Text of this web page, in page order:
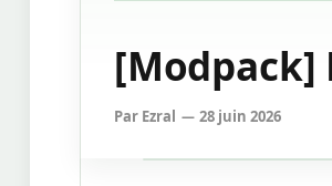
[Modpack]
Par Ezral 28 juin 2026